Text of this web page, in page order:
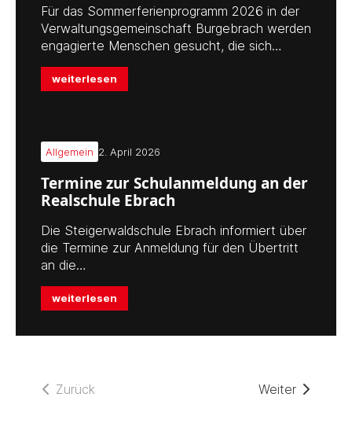
Für das Sommerferienprogramm 2026 in der
Verwaltungsgemeinschaft Burgebrach werden
engagierte Menschen gesucht, die sich…
weiterlesen
Allgemein 2. April 2026
Termine zur Schulanmeldung an der
Realschule Ebrach
Die Steigerwaldschule Ebrach informiert über
die Termine zur Anmeldung für den Übertritt
an die…
weiterlesen
Zurück Weiter